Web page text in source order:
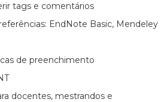
tags e comentários
EndNote Basic, Mendeley
de preenchimento
docentes, mestrandos e